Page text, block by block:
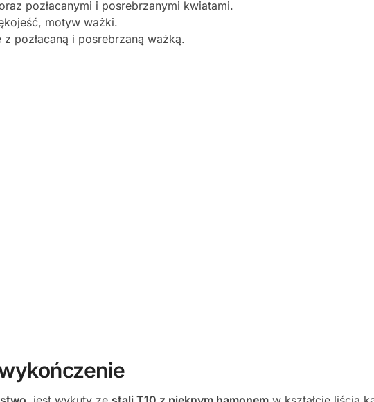
pozłacanymi i posrebrzanymi kwiatami.
motyw ważki.
pozłacaną i posrebrzaną ważką.